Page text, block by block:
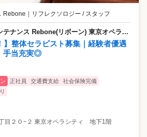
Rebone リフレクソロジー / スタッフ
ンス Rebone(リボーン) 東京オペラシティ初台店
】整体セラピスト募集｜経験者優遇
手当充実◎
正社員 交通費支給
社会保険完備
目２０−２ 東京オペラシティ 地下1階